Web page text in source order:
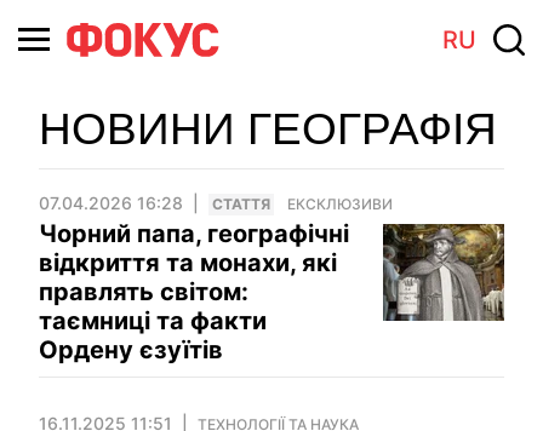
RU
НОВИНИ ГЕОГРАФІЯ
07.04.2026 16:28 СТАТТЯ ЕКСКЛЮЗИВИ
Чорний папа, географічні
відкриття та монахи, які
правлять світом:
таємниці та факти
Ордену єзуїтів
16.11.2025 11:51 ТЕХНОЛОГІЇ ТА НАУКА